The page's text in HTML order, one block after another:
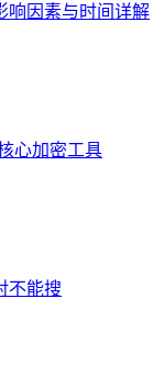
响因素与时间详解
心加密工具
不能搜